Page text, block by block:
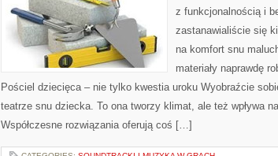
z funkcjonalnością i
zastanawialiście się
na komfort snu
materiały naprawdę
Pościel dziecięca – nie tylko kwestia uroku Wyobraźcie
teatrze snu dziecka. To ona tworzy klimat, ale też wpływa
Współczesne rozwiązania oferują coś […]